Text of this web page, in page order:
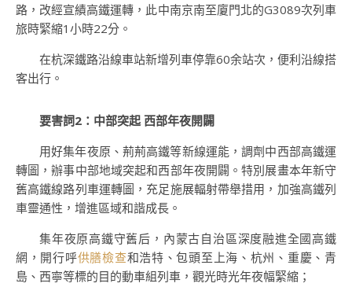
路，改經宣績高鐵運轉，此中南京南至廈門北的G3089次列車
旅時緊縮1小時22分。
在杭深鐵路沿線車站新增列車停靠60余站次，便利沿線搭
客出行。
要害詞2：中部突起 西部年夜開闢
用好集年夜原、荊荊高鐵等新線運能，調劑中西部高鐵運
轉圖，辦事中部地域突起和西部年夜開闢。特別展畫本年新守
舊高鐵線路列車運轉圖，充足施展輻射帶舉措用，加強高鐵列
車靈通性，增進區域和諧成長。
集年夜原高鐵守舊后，內蒙古自治區深度融進全國高鐵
網，開行呼供膳檢查和浩特、包頭至上海、杭州、重慶、青
島、西寧等標的目的動車組列車，觀光時光年夜幅緊縮；